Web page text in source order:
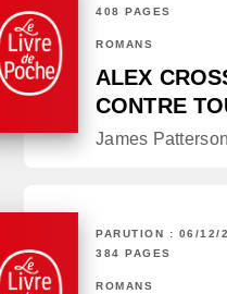
408 PAGES
ROMANS
ALEX
CONTRE
James Patterson
PARUTION : 06/12/
384 PAGES
ROMANS